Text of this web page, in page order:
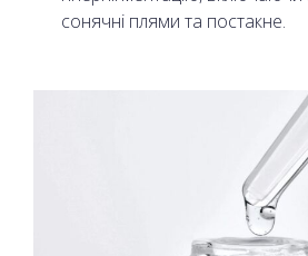
сонячні плями та постакне.